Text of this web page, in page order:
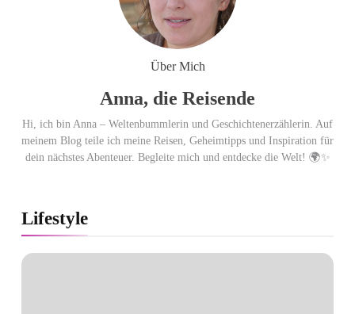
Best of the Best 2026 / NOMOS
Glashütte erzielt 94 von 100
Punkten.
Über Mich
Anna, die Reisende
Hi, ich bin Anna – Weltenbummlerin und Geschichtenerzählerin. Auf
meinem Blog teile ich meine Reisen, Geheimtipps und Inspiration für
dein nächstes Abenteuer. Begleite mich und entdecke die Welt! 🌍✨
Lifestyle